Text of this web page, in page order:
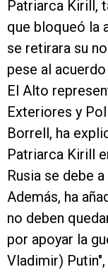
Patriarca Kirill,
que bloqueó la
se retirara su
pese al
El Alto
Exteriores y
Borrell, ha
Patriarca Kirill
Rusia se debe
Además, ha
no deben
por apoyar la
Vladimir)